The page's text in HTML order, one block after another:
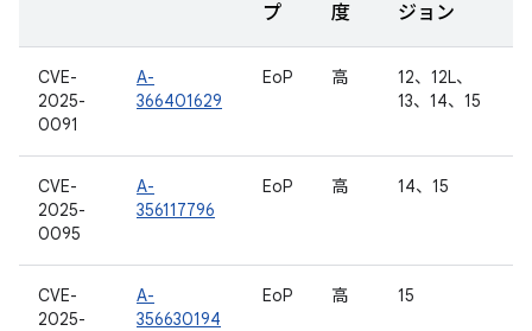
プ
度
ジョン
CVE-
2025-
0091
A-
366401629
EoP 高
12、12L、
13、14、15
CVE-
2025-
0095
A-
356117796
EoP 高 14、15
CVE-
2025-
A-
356630194
EoP 高 15